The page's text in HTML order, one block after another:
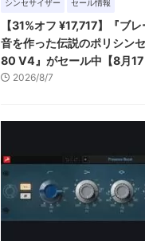
シンセサイザー セール情報
【31%オフ ¥17,717】『ブ
音を作った伝説のポリシン
80 V4』がセール中【8月17
2026/8/7